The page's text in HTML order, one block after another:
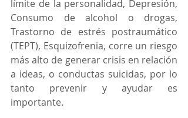
límite de la personalidad, Depresión,
Consumo de alcohol o drogas,
Trastorno de estrés postraumático
(TEPT), Esquizofrenia, corre un riesgo
más alto de generar crisis en relación
a ideas, o conductas suicidas, por lo
tanto prevenir y ayudar es
importante.